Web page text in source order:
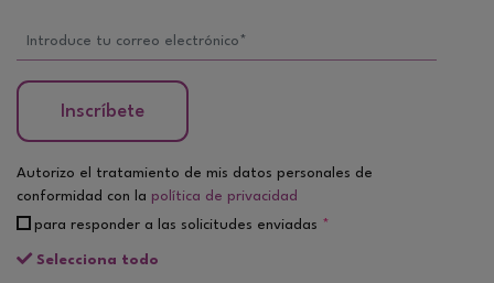
Inscríbete
Autorizo el tratamiento de mis datos personales de
conformidad con la política de privacidad
para responder a las solicitudes enviadas *
Selecciona todo